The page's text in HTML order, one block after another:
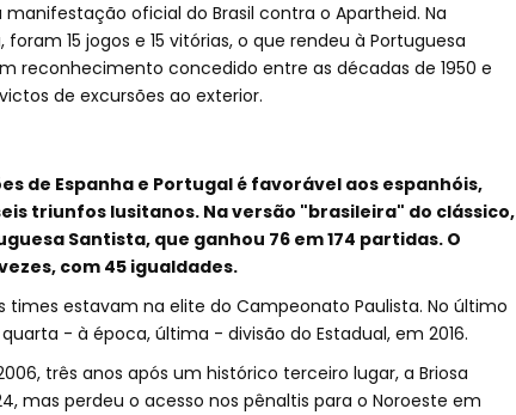
oficial do Brasil contra o Apartheid. Na
15 jogos e 15 vitórias, o que rendeu à Portuguesa
reconhecimento concedido entre as décadas de 1950 e
de excursões ao exterior.
de Espanha e Portugal é favorável aos espanhóis,
triunfos lusitanos. Na versão "brasileira" do clássico,
Santista, que ganhou 76 em 174 partidas. O
com 45 igualdades.
times estavam na elite do Campeonato Paulista. No último
- à época, última - divisão do Estadual, em 2016.
três anos após um histórico terceiro lugar, a Briosa
mas perdeu o acesso nos pênaltis para o Noroeste em